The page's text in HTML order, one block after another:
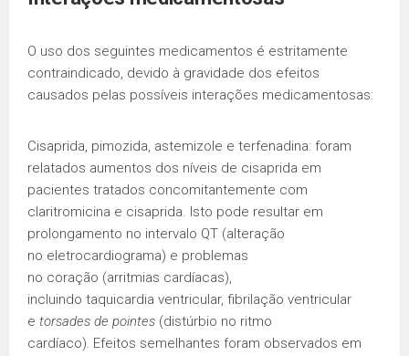
O uso dos seguintes medicamentos é estritamente
contraindicado, devido à gravidade dos efeitos
causados pelas possíveis interações medicamentosas:
Cisaprida, pimozida, astemizole e terfenadina: foram
relatados aumentos dos níveis de cisaprida em
pacientes tratados concomitantemente com
claritromicina e cisaprida. Isto pode resultar em
prolongamento no intervalo QT (alteração
no eletrocardiograma) e problemas
no coração (arritmias cardíacas),
incluindo taquicardia ventricular, fibrilação ventricular
e torsades de pointes (distúrbio no ritmo
cardíaco). Efeitos semelhantes foram observados em